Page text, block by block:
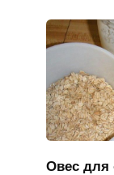
Овес для